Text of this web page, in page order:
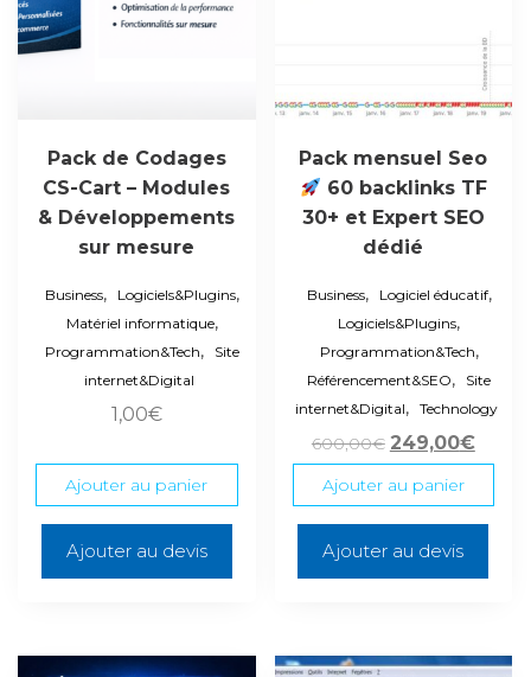
Pack de Codages
CS-Cart – Modules
& Développements
sur mesure
Business, Logiciels&Plugins,
Matériel informatique,
Programmation&Tech,
Site
internet&Digital
1,00€
Ajouter au panier
Ajouter au devis
Pack mensuel Seo
60 backlinks TF
30+ et Expert SEO
dédié
Business, Logiciel éducatif,
Logiciels&Plugins,
Programmation&Tech,
Référencement&SEO,
Site
internet&Digital, Technology
600,00€ Le
prix
initial
était :
600,00€.
249,00€Le
prix
est :
Ajouter au panier
Ajouter au devis